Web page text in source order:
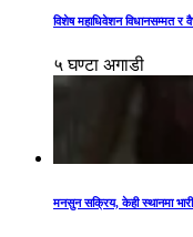
विशेष महाधिवेशन विधानसम्मत र
५ घण्टा अगाडी
मनसुन सक्रिय, केही स्थानमा भारी